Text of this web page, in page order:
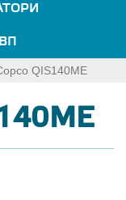
QIS140ME